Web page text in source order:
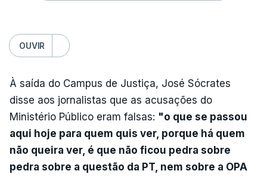
OUVIR
À saída do Campus de Justiça, José Sócrates
disse aos jornalistas que as acusações do
Ministério Público eram falsas: "o que se passou
aqui hoje para quem quis ver, porque há quem
não queira ver, é que não ficou pedra sobre
pedra sobre a questão da PT, nem sobre a OPA